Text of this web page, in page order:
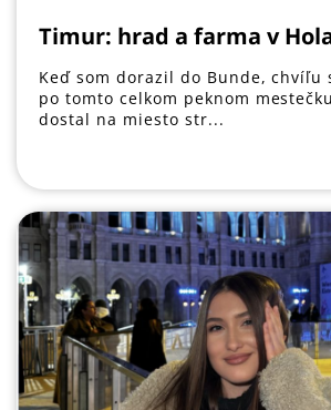
Timur: hrad a farma v
Keď som dorazil do Bunde, chvíľu
po tomto celkom peknom
dostal na miesto str...